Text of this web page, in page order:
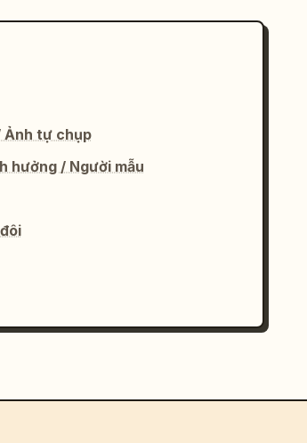
Ảnh tự chụp
hưởng / Người mẫu